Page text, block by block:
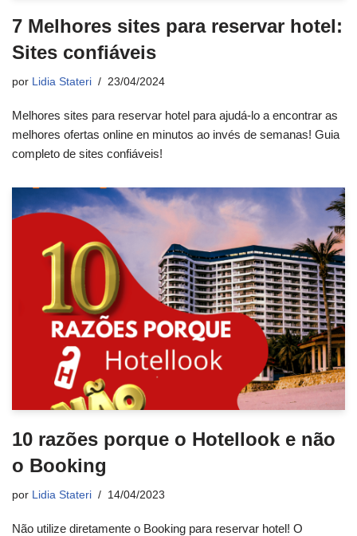
7 Melhores sites para reservar hotel:
Sites confiáveis
por Lidia Stateri 23/04/2024
Melhores sites para reservar hotel para ajudá-lo a encontrar as
melhores ofertas online en minutos ao invés de semanas! Guia
completo de sites confiáveis!
10 razões porque o Hotellook e não
o Booking
por Lidia Stateri 14/04/2023
Não utilize diretamente o Booking para reservar hotel! O